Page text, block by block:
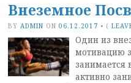
Внеземное
BY ADMIN ON 06.12.2017 • (
Один из
мотивацию
занимается
активно